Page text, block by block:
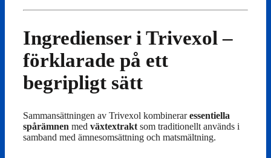
Ingredienser i Trivexol –
förklarade på ett
begripligt sätt
Sammansättningen av Trivexol kombineraressentiella
spårämnen med växtextrakt som traditionellt används i
samband med ämnesomsättning och matsmältning.